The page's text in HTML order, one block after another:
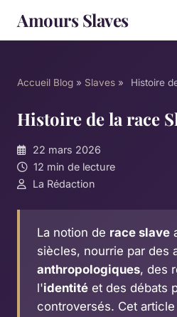
Amours Slaves
Accueil Blog » Slaves » Histoire
Histoire de la race
22 mars 2026
12 min de lecture
La Rédaction
La notion de race slave
siècles, nourrie par des
anthropologiques, des
l'identité et des débats
controversés. Cet